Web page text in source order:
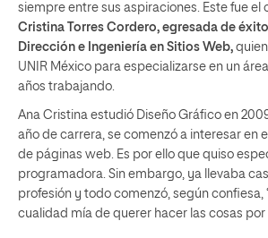
siempre entre sus aspiraciones. Este fue el
Cristina Torres Cordero, egresada de
Dirección e Ingeniería en Sitios Web,
UNIR México para especializarse en un
años trabajando.
Ana Cristina estudió Diseño Gráfico en
año de carrera, se comenzó a interesar en
de páginas web. Es por ello que quiso
programadora. Sin embargo, ya llevaba
profesión y todo comenzó, según confiesa,
cualidad mía de querer hacer las cosas por